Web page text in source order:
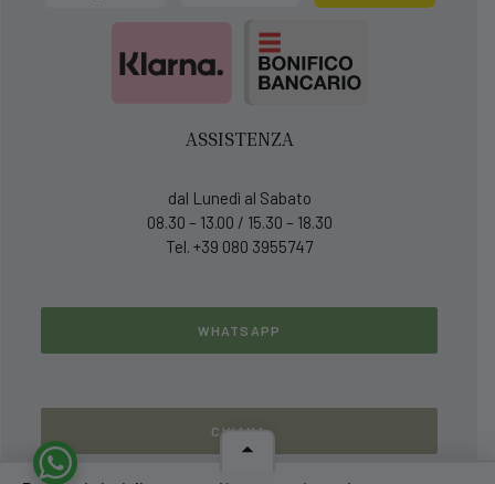
ASSISTENZA
dal Lunedì al Sabato
08.30 – 13.00 / 15.30 – 18.30
Tel. +39 080 3955747
WHATSAPP
CHIAMA